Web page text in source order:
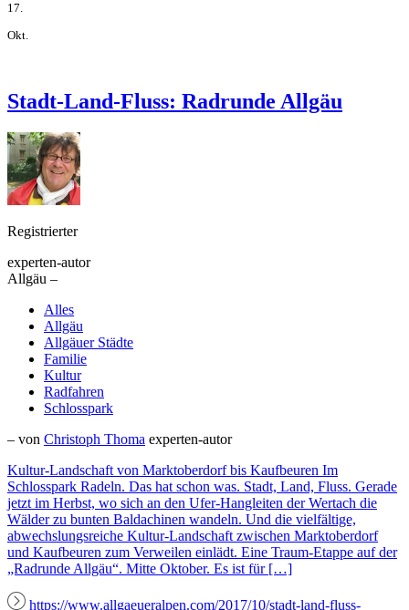
17.
Okt.
Stadt-Land-Fluss: Radrunde Allgäu
Registrierter
experten-autor
Allgäu –
Alles
Allgäu
Allgäuer Städte
Familie
Kultur
Radfahren
Schlosspark
– von Christoph Thoma experten-autor
Kultur-Landschaft von Marktoberdorf bis Kaufbeuren Im
Schlosspark Radeln. Das hat schon was. Stadt, Land, Fluss. Gerade
jetzt im Herbst, wo sich an den Ufer-Hangleiten der Wertach die
Wälder zu bunten Baldachinen wandeln. Und die vielfältige,
abwechslungsreiche Kultur-Landschaft zwischen Marktoberdorf
und Kaufbeuren zum Verweilen einlädt. Eine Traum-Etappe auf der
„Radrunde Allgäu“. Mitte Oktober. Es ist für […]
https://www.allgaeueralpen.com/2017/10/stadt-land-fluss-